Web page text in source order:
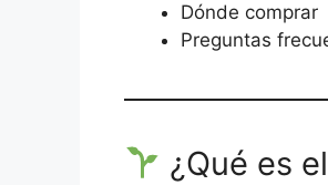
Dónde comprar
Preguntas
¿Qué es